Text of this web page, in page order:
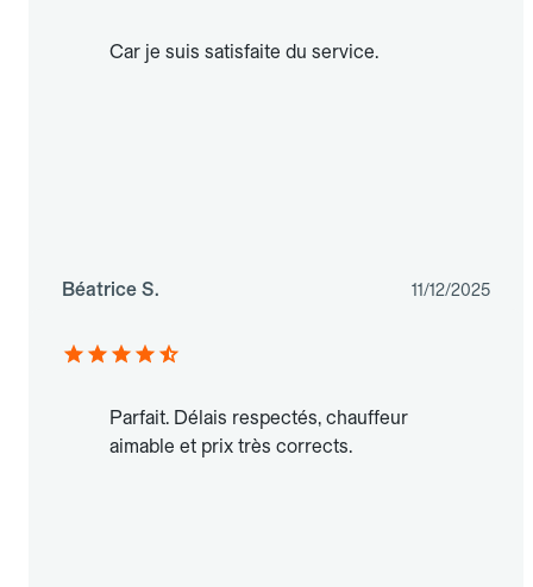
Car je suis satisfaite du service.
Béatrice S. 11/12/2025
Parfait. Délais respectés, chauffeur
aimable et prix très corrects.